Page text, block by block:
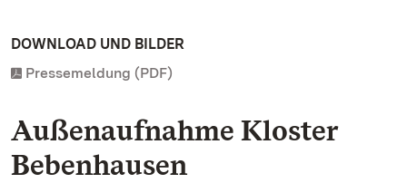
DOWNLOAD UND BILDER
Pressemeldung (PDF)
Außenaufnahme Kloster
Bebenhausen